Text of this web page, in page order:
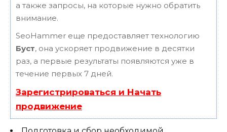
а также запросы, на которые нужно обратить
внимание.
SeoHammer еще предоставляет технологию
Буст, она ускоряет продвижение в десятки
раз, а первые результаты появляются уже в
течение первых 7 дней.
Зарегистрироваться и Начать
продвижение